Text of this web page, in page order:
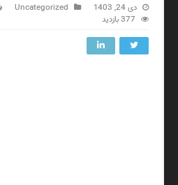
دی 24, 1403 Uncategorized
377 بازدید